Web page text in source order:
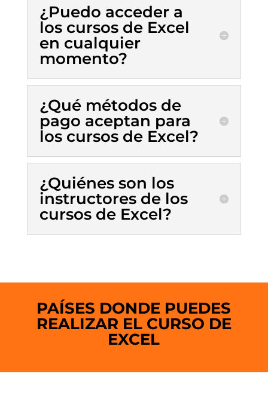
¿Puedo acceder a
los cursos de Excel
en cualquier
momento?
¿Qué métodos de
pago aceptan para
los cursos de Excel?
¿Quiénes son los
instructores de los
cursos de Excel?
PAÍSES DONDE PUEDES
REALIZAR EL CURSO DE
EXCEL